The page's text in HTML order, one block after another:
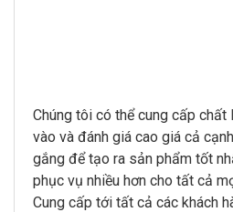
Chúng tôi có thể cung cấp
vào và đánh giá cao giá cả
gắng để tạo ra sản phẩm tốt
phục vụ nhiều hơn cho tất cả
Cung cấp tới tất cả các khách